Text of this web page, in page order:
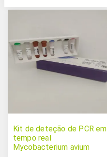
Kit de deteção de PCR em
tempo real
Mycobacterium avium